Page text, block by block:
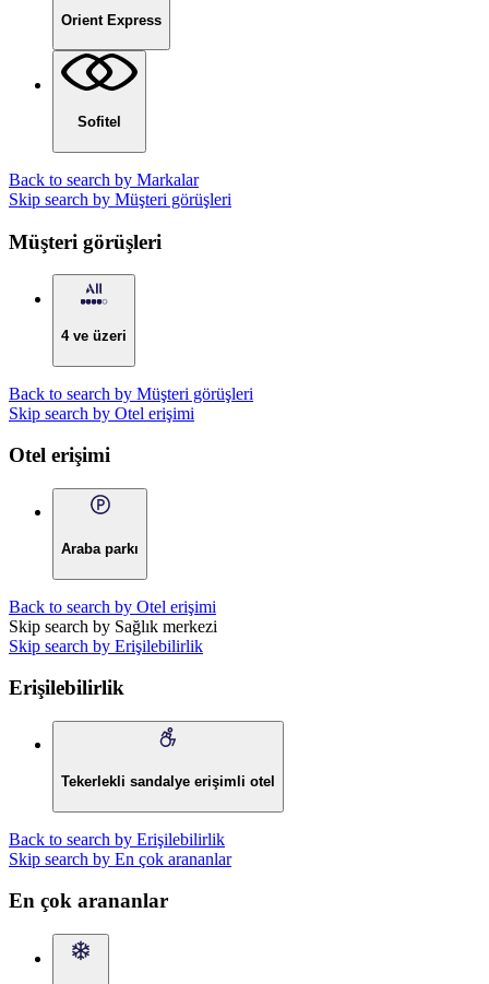
Orient Express
Sofitel
Back to search by Markalar
Skip search by Müşteri görüşleri
Müşteri görüşleri
4 ve üzeri
Back to search by Müşteri görüşleri
Skip search by Otel erişimi
Otel erişimi
Araba parkı
Back to search by Otel erişimi
Skip search by Sağlık merkezi
Skip search by Erişilebilirlik
Erişilebilirlik
Tekerlekli sandalye erişimli otel
Back to search by Erişilebilirlik
Skip search by En çok arananlar
En çok arananlar